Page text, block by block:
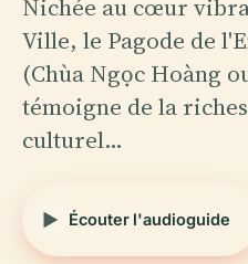
Nichée au cœur
Ville, le Pagode de
(Chùa Ngọc Hoàng
témoigne de la
culturel…
Écouter l'audioguide